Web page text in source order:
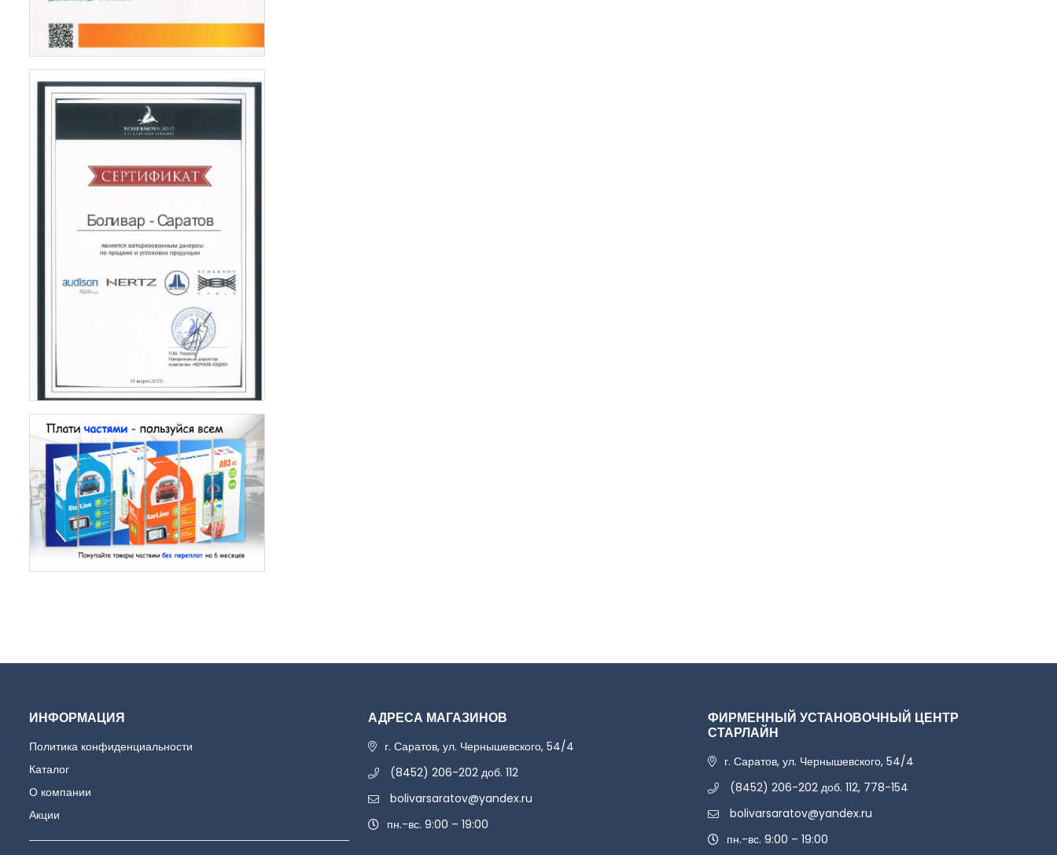
ИНФОРМАЦИЯ
Политика конфиденциальности
Каталог
О компании
Акции
АДРЕСА МАГАЗИНОВ
г. Саратов, ул. Чернышевского, 54/4
(8452) 206-202 доб. 112
bolivarsaratov@yandex.ru
пн.-вс. 9:00 – 19:00
ФИРМЕННЫЙ УСТАНОВОЧНЫЙ ЦЕНТР
СТАРЛАЙН
г. Саратов, ул. Чернышевского, 54/4
(8452) 206-202 доб. 112, 778-154
bolivarsaratov@yandex.ru
пн.-вс. 9:00 – 19:00